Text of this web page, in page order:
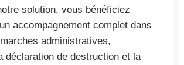
solution, vous bénéficiez
accompagnement complet dans
administratives,
déclaration de destruction et la